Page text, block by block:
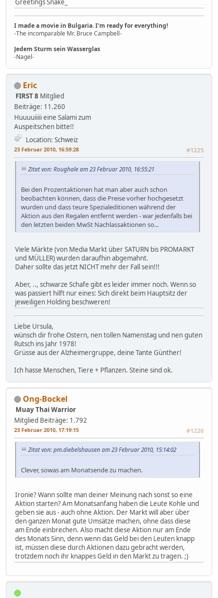
Greetings Snake_
I made a movie in Bulgaria. I'm ready for everything!
-The incomparable Mr. Bruce Campbell-
Jedem Sturm sein Wasserglas
-Nagel-
Eric
FIRST 8 Mitglied
Beiträge: 11.260
Huuuuiiiii eine Salami zum
Auspeitschen bitte!!
Location: Schweiz
23 Februar 2010, 16:59:28 #1225
Zitat von: Roughale am 23 Februar 2010, 16:55:21
Bei den Prozentaktionen hat man aber auch schon
beobachten können, dass die Preise vorher hochgesetzt
wurden und dass teure Spezialeditionen während der
Aktion aus den Regalen entfernt werden - war jedenfalls bei
den letzten beiden MwSt Nachlassaktionen so...
Viele Märkte (von Media Markt über SATURN bis PROMARKT
und MÜLLER) wurden daraufhin abgemahnt.
Daher sollte das jetzt NICHT mehr der Fall sein!!!
Aber, .., schwarze Schafe gibt es leider immer noch. Wenn so
was passiert hilft nur eines: Sich direkt beim Hauptsitz der
jeweiligen Holding beschweren!
Liebe Ursula,
wünsch dir frohe Ostern, nen tollen Namenstag und nen guten
Rutsch ins Jahr 1978!
Grüsse aus der Alzheimergruppe, deine Tante Günther!
Ich hasse Menschen, Tiere + Pflanzen. Steine sind ok.
Ong-Bockel
Muay Thai Warrior
Mitglied Beiträge: 1.792
23 Februar 2010, 17:19:15 #1226
Zitat von: pm.diebelshausen am 23 Februar 2010, 15:14:02
Clever, sowas am Monatsende zu machen.
Ironie? Wann sollte man deiner Meinung nach sonst so eine
Aktion starten? Am Monatsanfang haben die Leute Kohle und
geben sie aus - auch ohne Aktion. Der Markt will aber über
den ganzen Monat gute Umsätze machen, ohne dass diese
am Ende einbrechen. Also macht diese Aktion nur am Ende
des Monats Sinn, denn wenn das Geld bei den Leuten knapp
ist, müssen diese durch Aktionen dazu gebracht werden,
trotzdem noch ihr knappes Geld in den Markt zu tragen. ;)